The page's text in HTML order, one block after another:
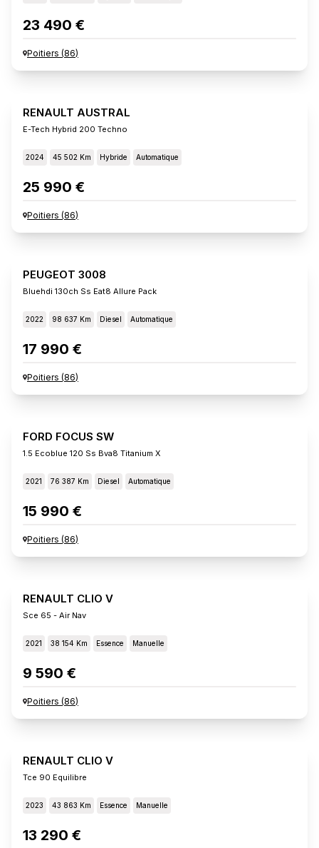
23 490 €
Poitiers (86)
RENAULT AUSTRAL
E-Tech Hybrid 200 Techno
2024 45 502 Km Hybride Automatique
25 990 €
Poitiers (86)
PEUGEOT 3008
Bluehdi 130ch Ss Eat8 Allure Pack
2022 98 637 Km Diesel Automatique
17 990 €
Poitiers (86)
FORD FOCUS SW
1.5 Ecoblue 120 Ss Bva8 Titanium X
2021 76 387 Km Diesel Automatique
15 990 €
Poitiers (86)
RENAULT CLIO V
Sce 65 - Air Nav
2021 38 154 Km Essence Manuelle
9 590 €
Poitiers (86)
RENAULT CLIO V
Tce 90 Equilibre
2023 43 863 Km Essence Manuelle
13 290 €